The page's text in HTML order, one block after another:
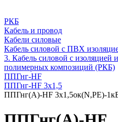
РКБ
Кабель и провод
Кабели силовые
Кабель силовой с ПВХ
3. Кабель силовой с изоляцией
полимерных композиций (РКБ)
ППГнг-HF
ППГнг-HF 3х1,5
ППГнг(А)-HF 3х1,5ок(N,PE)-